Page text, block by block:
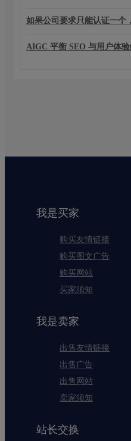
如果公司要求只能认证一个
AIGC 平衡 SEO 与用户体
我是买家
购买友情链接
购买图文广告
购买网站
买家须知
我是卖家
出售友情链接
出售广告
出售网站
卖家须知
站长交换